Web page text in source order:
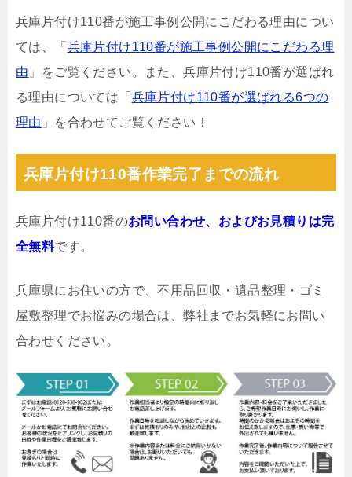
兵庫片付け110番が施工事例公開にこだわる理由につい
ては、「 兵庫片付け110番が施工事例公開にこだわる理
由 」をご覧ください。また、兵庫片付け110番が選ばれ
る理由については「 兵庫片付け110番が選ばれる6つの
理由 」を合わせてご覧ください！
兵庫片付け110番作業完了までの流れ
兵庫片付け110番のお問い合わせ、およびお見積りは完
全無料です。
兵庫県にお住いの方で、不用品回収・遺品整理・ゴミ
屋敷整理でお悩みの場合は、弊社までお気軽にお問い
合わせください。